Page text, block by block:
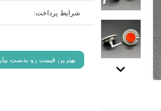
شرایط پرداخت:
بهترین قیمت رو بدست بیار